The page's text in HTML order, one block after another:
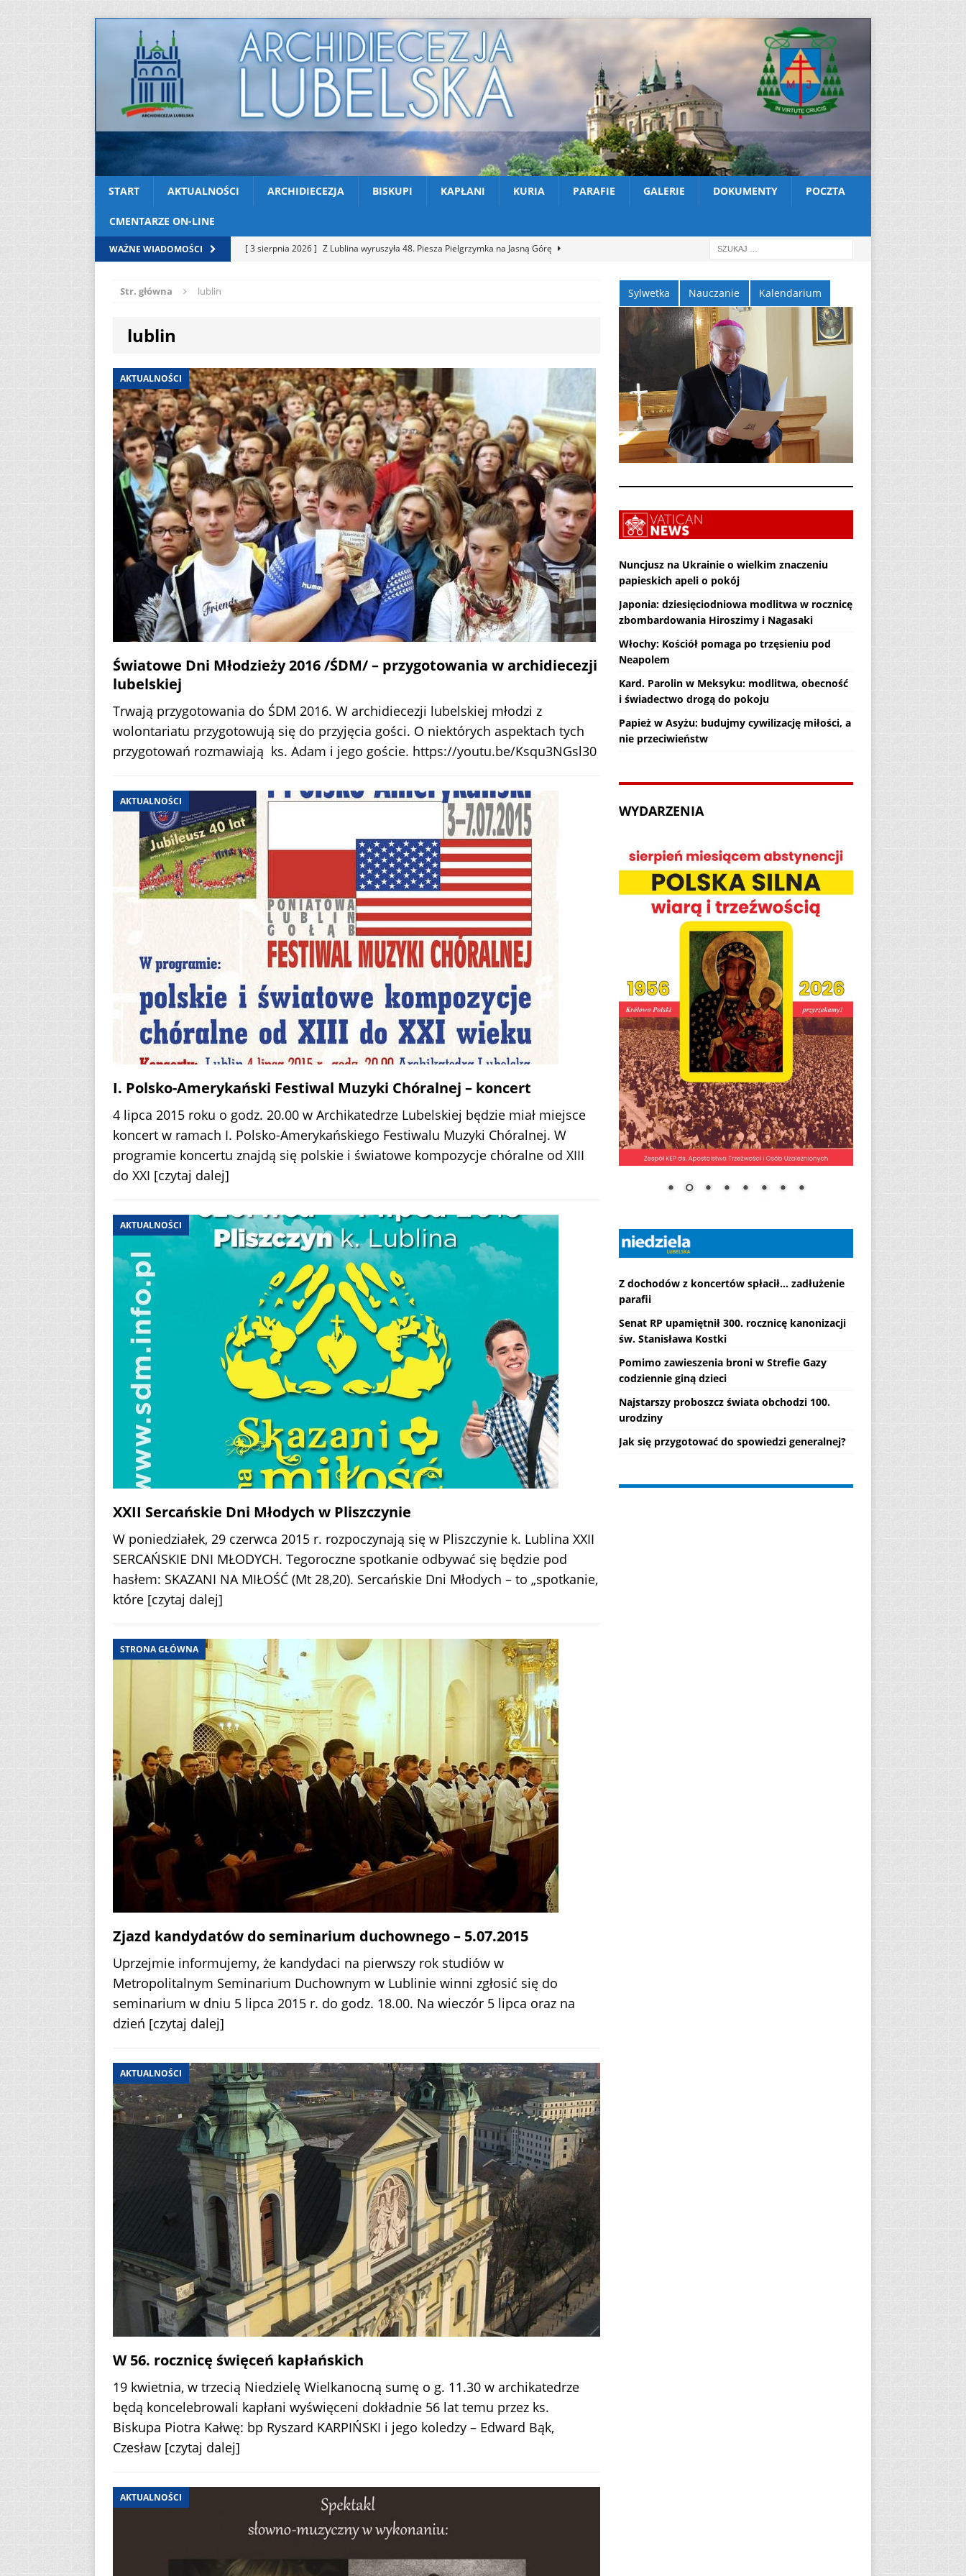
START AKTUALNOŚCI ARCHIDIECEZJA BISKUPI KAPŁANI KURIA PARAFIE GALERIE DOKUMENTY POCZTA
CMENTARZE ON-LINE
WAŻNE WIADOMOŚCI [ 2 sierpnia 2026 ] Nekrologi: śp. Jerzy Gasperski
AKTUALNOŚCI
[ 3 sierpnia 2026 ] Z Lublina wyruszyła 48. Piesza Pielgrzymka na Jasną Górę
AKTUALNOŚCI
Str. główna lublin
lublin
AKTUALNOŚCI
Światowe Dni Młodzieży 2016 /ŚDM/ – przygotowania w archidiecezji
lubelskiej
Trwają przygotowania do ŚDM 2016. W archidiecezji lubelskiej młodzi z
wolontariatu przygotowują się do przyjęcia gości. O niektórych aspektach tych
przygotowań rozmawiają ks. Adam i jego goście. https://youtu.be/Ksqu3NGsl30
AKTUALNOŚCI
I. Polsko-Amerykański Festiwal Muzyki Chóralnej – koncert
4 lipca 2015 roku o godz. 20.00 w Archikatedrze Lubelskiej będzie miał miejsce
koncert w ramach I. Polsko-Amerykańskiego Festiwalu Muzyki Chóralnej. W
programie koncertu znajdą się polskie i światowe kompozycje chóralne od XIII
do XXI [czytaj dalej]
AKTUALNOŚCI
XXII Sercańskie Dni Młodych w Pliszczynie
W poniedziałek, 29 czerwca 2015 r. rozpoczynają się w Pliszczynie k. Lublina XXII
SERCAŃSKIE DNI MŁODYCH. Tegoroczne spotkanie odbywać się będzie pod
hasłem: SKAZANI NA MIŁOŚĆ (Mt 28,20). Sercańskie Dni Młodych – to „spotkanie,
które [czytaj dalej]
STRONA GŁÓWNA
Zjazd kandydatów do seminarium duchownego – 5.07.2015
Uprzejmie informujemy, że kandydaci na pierwszy rok studiów w
Metropolitalnym Seminarium Duchownym w Lublinie winni zgłosić się do
seminarium w dniu 5 lipca 2015 r. do godz. 18.00. Na wieczór 5 lipca oraz na
dzień [czytaj dalej]
AKTUALNOŚCI
W 56. rocznicę święceń kapłańskich
19 kwietnia, w trzecią Niedzielę Wielkanocną sumę o g. 11.30 w archikatedrze
będą koncelebrowali kapłani wyświęceni dokładnie 56 lat temu przez ks.
Biskupa Piotra Kałwę: bp Ryszard KARPIŃSKI i jego koledzy – Edward Bąk,
Czesław [czytaj dalej]
AKTUALNOŚCI
Sylwetka Nauczanie Kalendarium
Nuncjusz na Ukrainie o wielkim znaczeniu
papieskich apeli o pokój
Japonia: dziesięciodniowa modlitwa w rocznicę
zbombardowania Hiroszimy i Nagasaki
Włochy: Kościół pomaga po trzęsieniu pod
Neapolem
Kard. Parolin w Meksyku: modlitwa, obecność
i świadectwo drogą do pokoju
Papież w Asyżu: budujmy cywilizację miłości, a
nie przeciwieństw
WYDARZENIA
Z dochodów z koncertów spłacił... zadłużenie
parafii
Senat RP upamiętnił 300. rocznicę kanonizacji
św. Stanisława Kostki
Pomimo zawieszenia broni w Strefie Gazy
codziennie giną dzieci
Najstarszy proboszcz świata obchodzi 100.
urodziny
Jak się przygotować do spowiedzi generalnej?